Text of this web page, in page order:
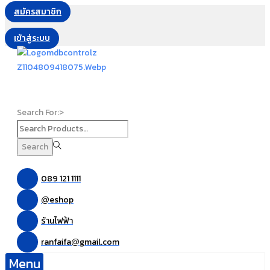
สมัครสมาชิก
เข้าสู่ระบบ
Search For:>
Search
089 121 1111
@eshop
ร้านไฟฟ้า
ranfaifa@gmail.com
Menu